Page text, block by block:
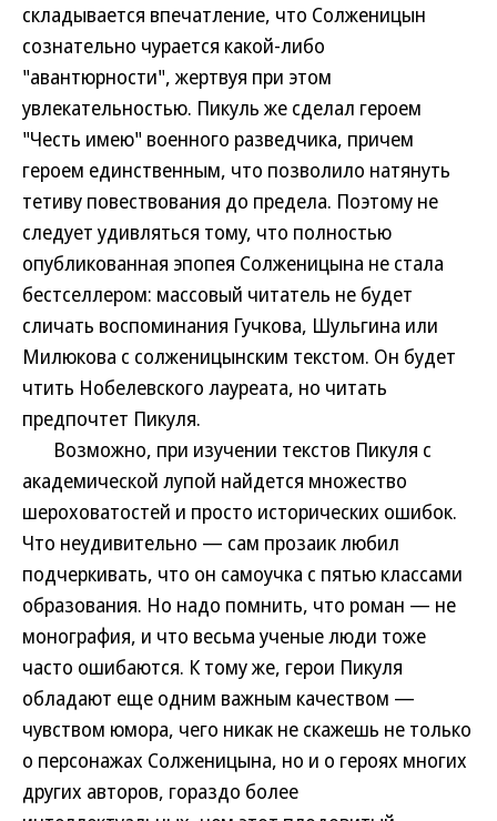
складывается впечатление, что Солженицын
сознательно чурается какой-либо
"авантюрности", жертвуя при этом
увлекательностью. Пикуль же сделал героем
"Честь имею" военного разведчика, причем
героем единственным, что позволило натянуть
тетиву повествования до предела. Поэтому не
следует удивляться тому, что полностью
опубликованная эпопея Солженицына не стала
бестселлером: массовый читатель не будет
сличать воспоминания Гучкова, Шульгина или
Милюкова с солженицынским текстом. Он будет
чтить Нобелевского лауреата, но читать
предпочтет Пикуля.
Возможно, при изучении текстов Пикуля с
академической лупой найдется множество
шероховатостей и просто исторических ошибок.
Что неудивительно — сам прозаик любил
подчеркивать, что он самоучка с пятью классами
образования. Но надо помнить, что роман — не
монография, и что весьма ученые люди тоже
часто ошибаются. К тому же, герои Пикуля
обладают еще одним важным качеством —
чувством юмора, чего никак не скажешь не только
о персонажах Солженицына, но и о героях многих
других авторов, гораздо более